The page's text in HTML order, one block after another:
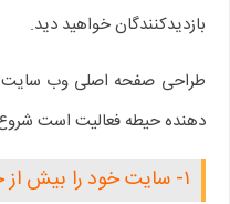
بازدیدکنندگان خواهید دید.
طراحی صفحه اصلی وب سایت
دهنده حیطه فعالیت است
۱- سایت خود را بیش از حد شلوغ نکنید